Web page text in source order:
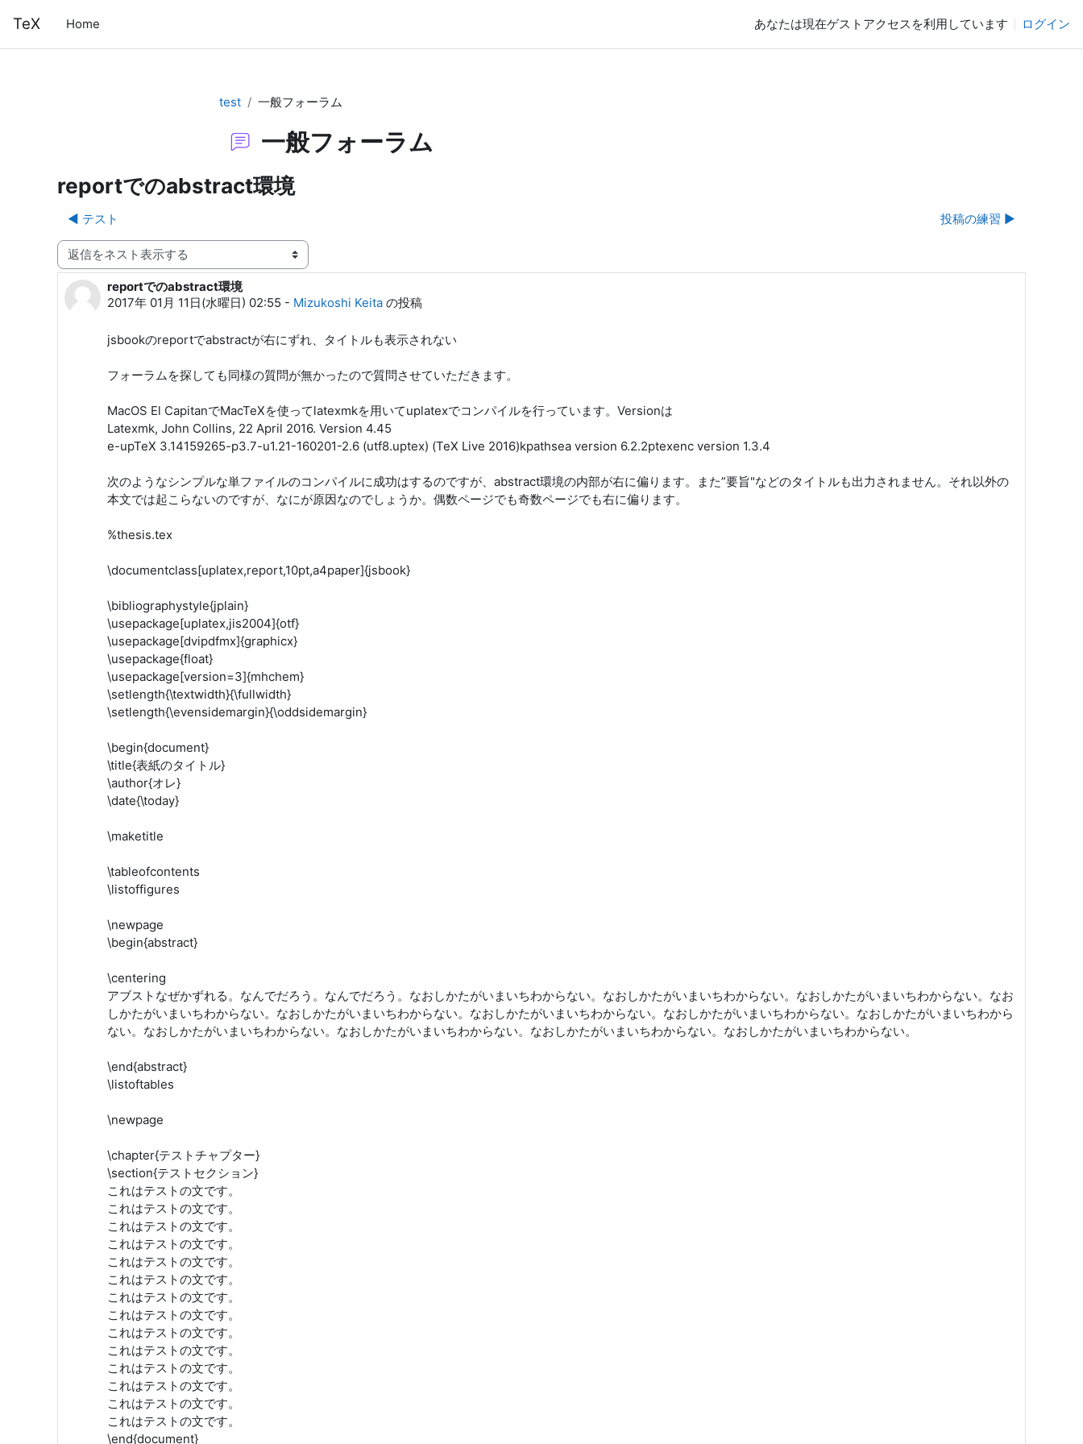
TeX Home あなたは現在ゲストアクセスを利用しています ログイン
test 一般フォーラム
一般フォーラム
reportでのabstract環境
◀︎ テスト 投稿の練習 ▶︎
表示モード
reportでのabstract環境
2017年 01月 11日(水曜日) 02:55 - Mizukoshi Keita の投稿
返信数: 0
jsbookのreportでabstractが右にずれ、タイトルも表示されない
フォーラムを探しても同様の質問が無かったので質問させていただきます。
MacOS El CapitanでMacTeXを使ってlatexmkを用いてuplatexでコンパイルを行っています。Versionは
Latexmk, John Collins, 22 April 2016. Version 4.45
e-upTeX 3.14159265-p3.7-u1.21-160201-2.6 (utf8.uptex) (TeX Live 2016)kpathsea version 6.2.2ptexenc version 1.3.4
次のようなシンプルな単ファイルのコンパイルに成功はするのですが、abstract環境の内部が右に偏ります。また”要旨"などのタイトルも出力されません。それ以外の
本文では起こらないのですが、なにが原因なのでしょうか。偶数ページでも奇数ページでも右に偏ります。
%thesis.tex
\documentclass[uplatex,report,10pt,a4paper]{jsbook}
\bibliographystyle{jplain}
\usepackage[uplatex,jis2004]{otf}
\usepackage[dvipdfmx]{graphicx}
\usepackage{float}
\usepackage[version=3]{mhchem}
\setlength{\textwidth}{\fullwidth}
\setlength{\evensidemargin}{\oddsidemargin}
\begin{document}
\title{表紙のタイトル}
\author{オレ}
\date{\today}
\maketitle
\tableofcontents
\listoffigures
\newpage
\begin{abstract}
\centering
アブストなぜかずれる。なんでだろう。なんでだろう。なおしかたがいまいちわからない。なおしかたがいまいちわからない。なおしかたがいまいちわからない。なお
しかたがいまいちわからない。なおしかたがいまいちわからない。なおしかたがいまいちわからない。なおしかたがいまいちわからない。なおしかたがいまいちわから
ない。なおしかたがいまいちわからない。なおしかたがいまいちわからない。なおしかたがいまいちわからない。なおしかたがいまいちわからない。
\end{abstract}
\listoftables
\newpage
\chapter{テストチャプター}
\section{テストセクション}
これはテストの文です。
これはテストの文です。
これはテストの文です。
これはテストの文です。
これはテストの文です。
これはテストの文です。
これはテストの文です。
これはテストの文です。
これはテストの文です。
これはテストの文です。
これはテストの文です。
これはテストの文です。
これはテストの文です。
これはテストの文です。
\end{document}